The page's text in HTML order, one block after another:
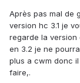
Après pas mal de
version hc 3.1 je
regarde la version
en 3.2 je ne
plus a cwm donc
faire,.